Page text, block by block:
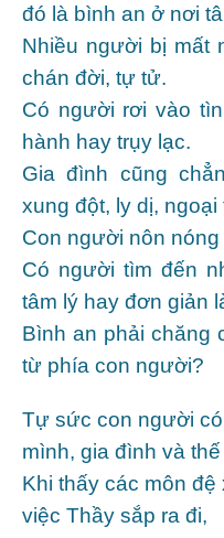
đó là bình an ở nơi
Nhiều người bị mất
chán đời, tự tử.
Có người rơi vào
hành hay trụy lạc.
Gia đình cũng
xung đột, ly dị, ngoại
Con người nôn
Có người tìm đến
tâm lý hay đơn giản
Bình an phải chăng
từ phía con người?
Tự sức con người
mình, gia đình và
Khi thấy các môn
việc Thầy sắp ra đi,